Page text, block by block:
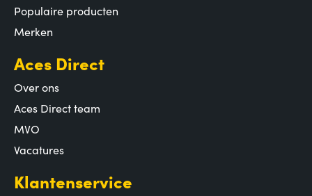
Populaire producten
Merken
Aces Direct
Over ons
Aces Direct team
MVO
Vacatures
Klantenservice